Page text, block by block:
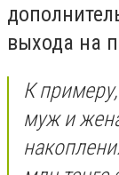
выхода на
К
муж и